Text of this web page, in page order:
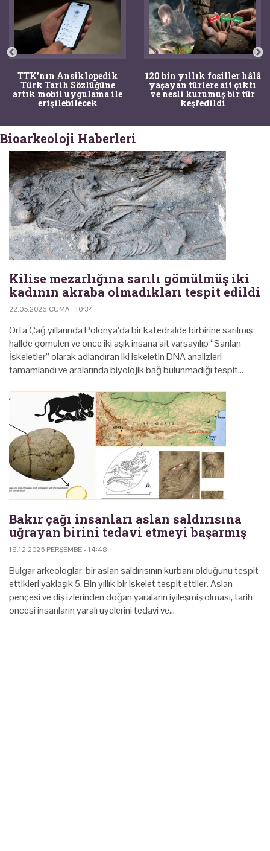
TTK'nın Ansiklopedik
Türk Tarih Sözlüğüne
artık mobil uygulama ile
erişilebilecek
120 bin yıllık fosiller hâlâ
yaşayan türlere ait çıktı
ve nesli kurumuş bir tür
keşfedildi
Bioarkeoloji Haberleri
Kilise mezarlığına sarılı gömülmüş iki
kadının akraba olmadıkları tespit edildi
22.05.2026 CUMA - 10:34
Orta Çağ yıllarında Polonya’da bir katedralde birbirine sarılmış
hallde gömülen ve önce iki aşık insana ait varsayılıp “Sarılan
İskeletler” olarak adlandıran iki iskeletin DNA analizleri
tamamlandı ve aralarında biyolojik bağ bulunmadığı tespit…
Bakır çağı insanları aslan saldırısına
uğrayan birini tedavi etmeyi başarmış
18.12.2025 PERŞEMBE - 14:48
Bulgar arkeologlar, bir aslan saldırısının kurbanı olduğunu tespit
ettikleri yaklaşık 5. Bin yıllık bir iskelet tespit ettiler. Aslan
pençesi ve diş izlerinden doğan yaraların iyileşmiş olması, tarih
öncesi insanların yaralı üyelerini tedavi ve…